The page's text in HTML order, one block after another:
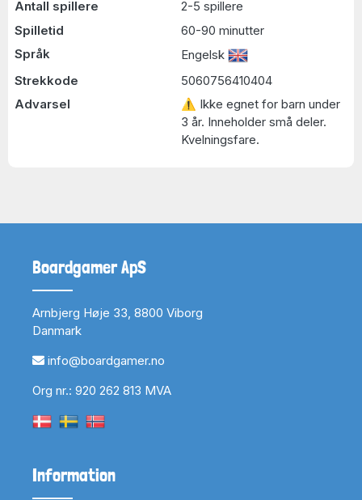
Antall spillere
2-5 spillere
Spilletid
60-90 minutter
Språk
Engelsk
Strekkode
5060756410404
Advarsel
⚠ Ikke egnet for barn under
3 år. Inneholder små deler.
Kvelningsfare.
Boardgamer ApS
Arnbjerg Høje 33, 8800 Viborg
Danmark
info@boardgamer.no
Org nr.: 920 262 813 MVA
Information